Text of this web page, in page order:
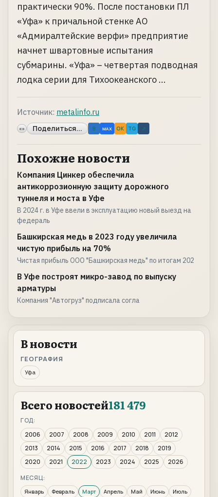
практически 90%. После постановки ПЛ
«Уфа» к причальной стенке АО
«Адмиралтейские верфи» предприятие
начнет швартовные испытания
субмарины. «Уфа» – четвертая подводная
лодка серии для Тихоокеанского ...
Источник: metalinfo.ru
«» Поделиться... B MAX OK TG ↗
Похожие новости
Компания Цинкер обеспечила
антикоррозионную защиту дорожного
туннеля и моста в Уфе
В 2024 г. в Уфе ввели в эксплуатацию новый выезд на
федераль
Башкирская медь в 2023 году увеличила
чистую прибыль на 70%
Чистая прибыль ООО "Башкирская медь" по итогам 202
В Уфе построят микро-завод по выпуску
арматуры
Компания "Автогруз" подписала согла
В новости
ГЕОГРАФИЯ
Уфа
Всего новостей181 479
ГОД:
2006
2007 2008 2009 2010 2011
2012
2013
2014 2015 2016 2017 2018
2019
2020
2021 2022 2023 2024 2025
2026
МЕСЯЦ:
Январь Февраль Март Апрель Май Июнь
Июль